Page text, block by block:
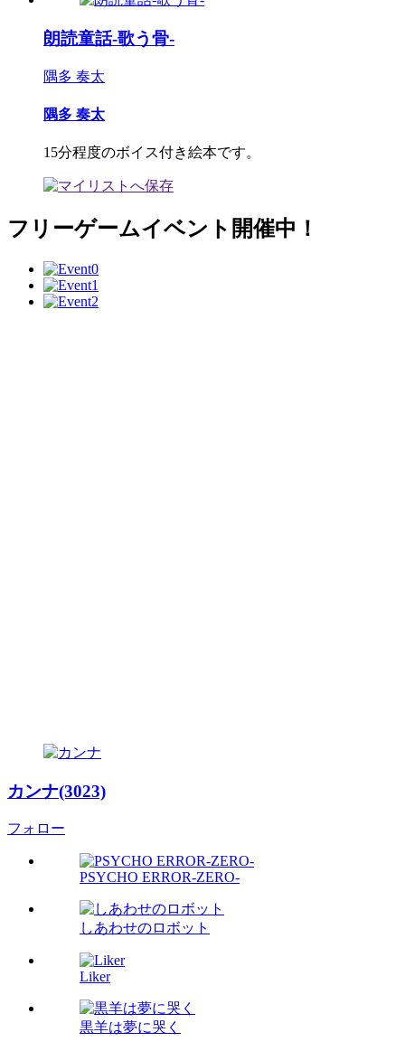
朗読童話-歌う骨-
隅多 奏太
隅多 奏太
15分程度のボイス付き絵本です。
フリーゲームイベント開催中！
カンナ(3023)
フォロー
PSYCHO ERROR-ZERO-
しあわせのロボット
Liker
黒羊は夢に哭く